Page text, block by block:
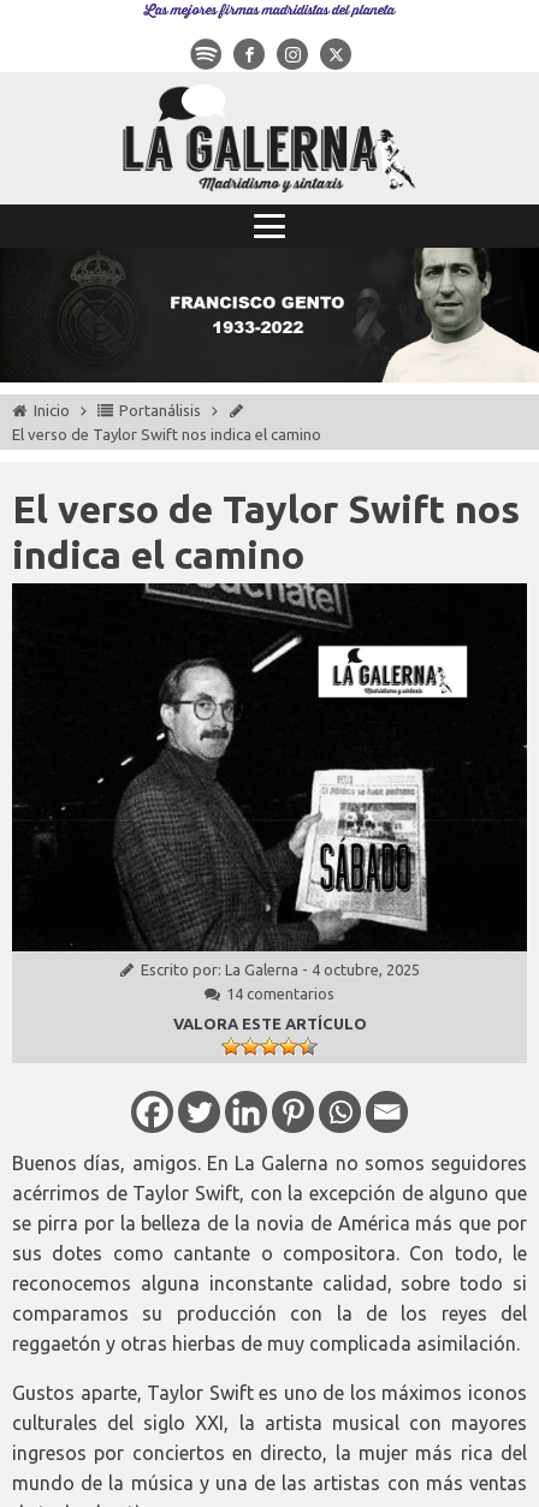
Las mejores firmas madridistas del planeta
Inicio
Portanálisis
El verso de Taylor Swift nos indica el camino
El verso de Taylor Swift nos
indica el camino
Escrito por: La Galerna - 4 octubre, 2025
14 comentarios
VALORA ESTE ARTÍCULO
Buenos días, amigos. En La Galerna no somos seguidores
acérrimos de Taylor Swift, con la excepción de alguno que
se pirra por la belleza de la novia de América más que por
sus dotes como cantante o compositora. Con todo, le
reconocemos alguna inconstante calidad, sobre todo si
comparamos su producción con la de los reyes del
reggaetón y otras hierbas de muy complicada asimilación.
Gustos aparte, Taylor Swift es uno de los máximos iconos
culturales del siglo XXI, la artista musical con mayores
ingresos por conciertos en directo, la mujer más rica del
mundo de la música y una de las artistas con más ventas